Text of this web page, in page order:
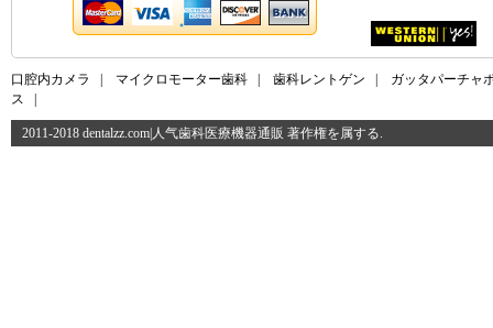
口腔内カメラ マイクロモーター歯科 歯科レントゲン
ガッタパーチャ
ス
2011-2018 dentalzz.com|人气歯科医療機器通販 著作権を属する.